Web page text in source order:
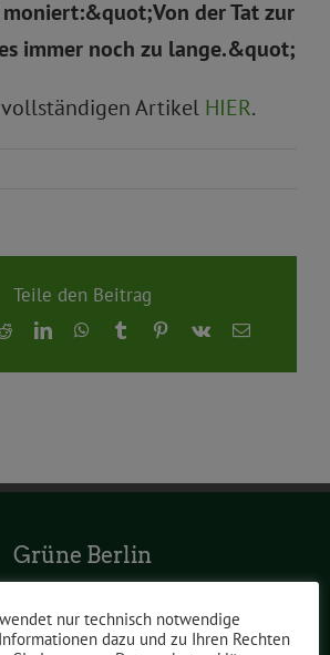
der Tat zur
immer noch zu lange.&quot;
vollständigen Artikel HIER.
Teile den Beitrag
RedditLinkedInWhatsApp
TumblrPinterest
Vk
E-
Grüne Berlin
nur technisch notwendige
dazu und zu Ihren Rechten